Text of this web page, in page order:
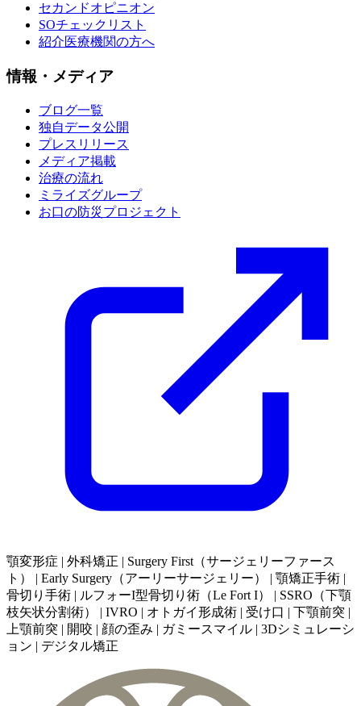
セカンドオピニオン
SOチェックリスト
紹介医療機関の方へ
情報・メディア
ブログ一覧
独自データ公開
プレスリリース
メディア掲載
治療の流れ
ミライズグループ
お口の防災プロジェクト
顎変形症 | 外科矯正 | Surgery First（サージェリーファース
ト） | Early Surgery（アーリーサージェリー） | 顎矯正手術 |
骨切り手術 | ルフォーI型骨切り術（Le Fort I） | SSRO（下顎
枝矢状分割術） | IVRO | オトガイ形成術 | 受け口 | 下顎前突 |
上顎前突 | 開咬 | 顔の歪み | ガミースマイル | 3Dシミュレーシ
ョン | デジタル矯正